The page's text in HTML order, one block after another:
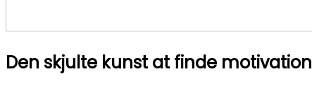
Den skjulte kunst at finde motivation